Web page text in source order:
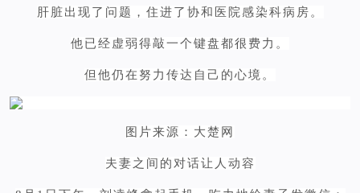
肝脏出现了问题，住进了协和医院感染科病房。
他已经虚弱得敲一个键盘都很费力。
但他仍在努力传达自己的心境。
图片来源：大楚网
夫妻之间的对话让人动容